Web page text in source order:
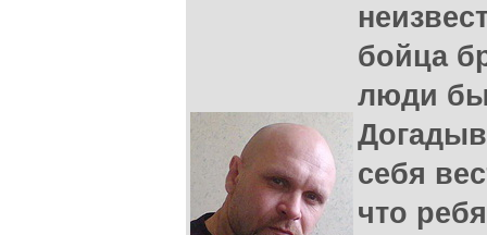
бойца
люди
себя
что